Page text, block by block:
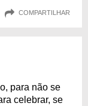
COMPARTILHAR
para não se
celebrar, se